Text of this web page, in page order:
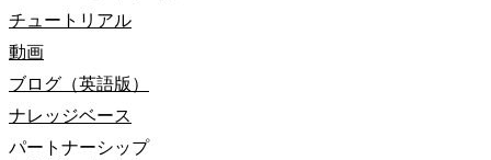
チュートリアル
動画
ブログ（英語版）
ナレッジベース
パートナーシップ